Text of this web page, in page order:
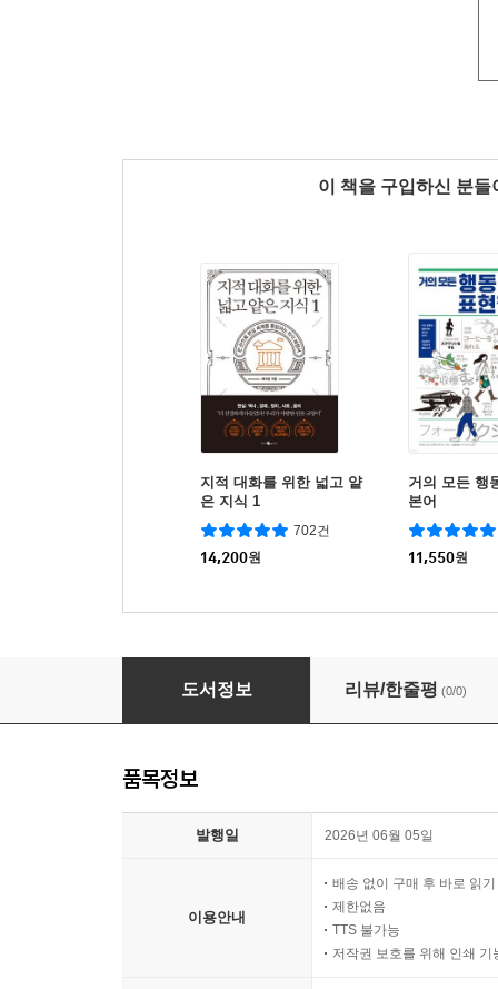
이 책을 구입하신 분
지적 대화를 위한 넓고 얕
은 지식 1
702건
14,200원
거의 모든 행
본어
11,550원
JLPT N1 용법 기출 어휘 완전정복 (2010~2025)
도서정보 리뷰/한줄평 (0/0)
품목정보
발행일 2026년 06월 05일
이용안내
배송 없이 구매 후 바로 읽기
제한없음
TTS 불가능
저작권 보호를 위해 인쇄 기